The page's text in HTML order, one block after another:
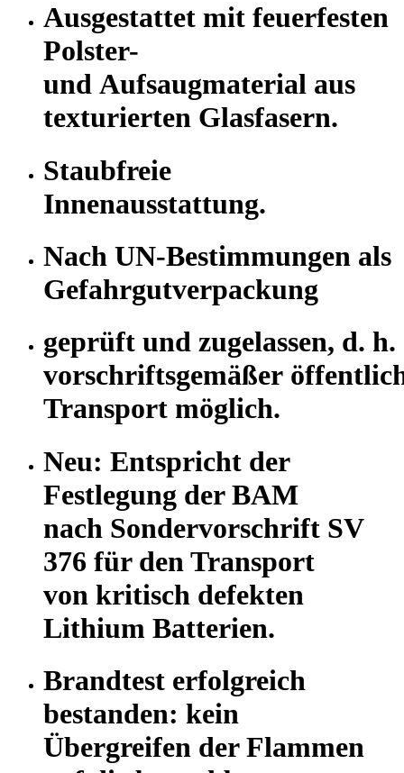
Ausgestattet mit feuerfesten
Polster-
und Aufsaugmaterial aus
texturierten Glasfasern.
Staubfreie
Innenausstattung.
Nach UN-Bestimmungen als
Gefahrgutverpackung
geprüft und zugelassen, d. h.
vorschriftsgemäßer
Transport möglich.
Neu: Entspricht der
Festlegung der BAM
nach Sondervorschrift SV
376 für den Transport
von kritisch defekten
Lithium Batterien.
Brandtest erfolgreich
bestanden: kein
Übergreifen der Flammen